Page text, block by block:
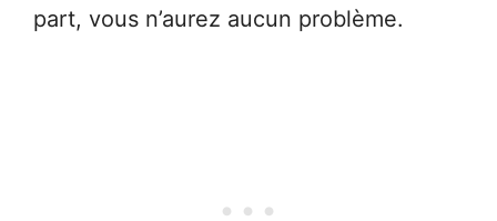
part, vous n’aurez aucun problème.